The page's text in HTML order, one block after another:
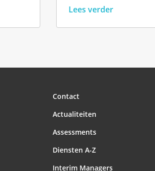
Lees verder
Contact
Actualiteiten
Assessments
Diensten A-Z
Interim Managers